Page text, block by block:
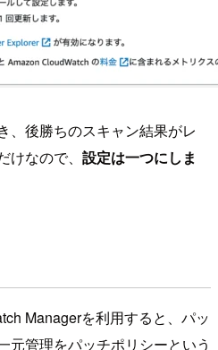
、後勝ちのスキャン結果がレ
なので、 設定は一つにしま
Managerを利用すると、パッ
元管理をパッチポリシーという